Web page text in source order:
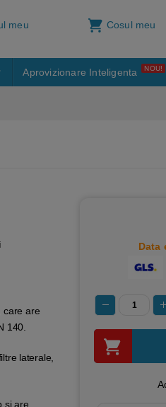
meu Cosul meu
Aprovizionare Inteligenta NOU!
care are
140.
laterale,
si are
Data